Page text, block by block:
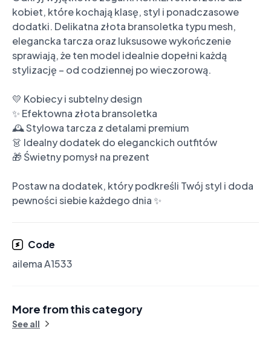
kobiet, które kochają klasę, styl i ponadczasowe
dodatki. Delikatna złota bransoletka typu mesh,
elegancka tarcza oraz luksusowe wykończenie
sprawiają, że ten model idealnie dopełni każdą
stylizację – od codziennej po wieczorową.
💛 Kobiecy i subtelny design
✨ Efektowna złota bransoletka
🕰️ Stylowa tarcza z detalami premium
👗 Idealny dodatek do eleganckich outfitów
🎁 Świetny pomysł na prezent
Postaw na dodatek, który podkreśli Twój styl i doda
pewności siebie każdego dnia ✨
Code
ailema A1533
More from this category
See all